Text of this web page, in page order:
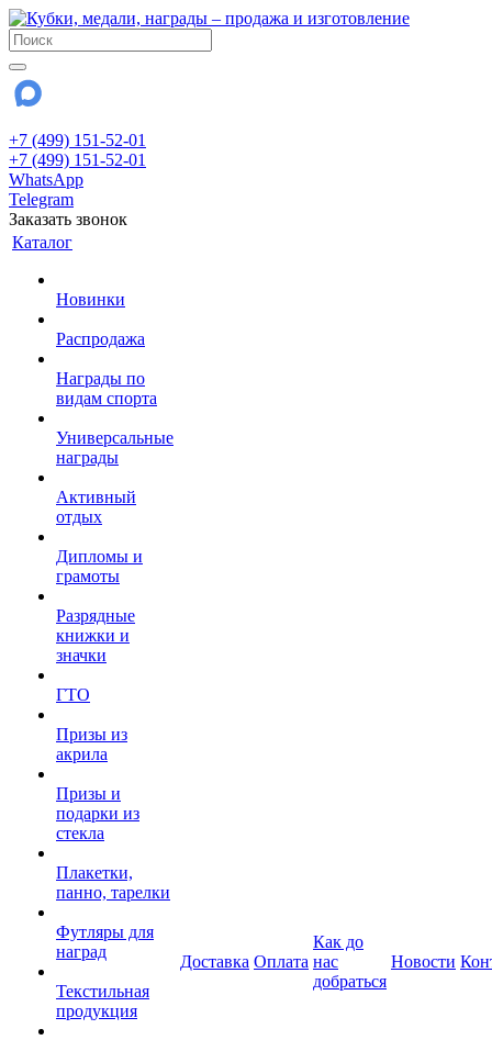
+7 (499) 151-52-01
+7 (499) 151-52-01
WhatsApp
Telegram
Заказать звонок
Каталог
Новинки
Распродажа
Награды по
видам спорта
Универсальные
награды
Активный
отдых
Дипломы и
грамоты
Разрядные
книжки и
значки
ГТО
Призы из
акрила
Призы и
подарки из
стекла
Плакетки,
панно, тарелки
Футляры для
наград
Текстильная
продукция
Доставка Оплата
Как до
нас
добраться
Новости